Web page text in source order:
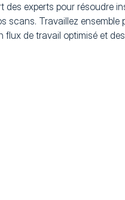
des experts pour résoudre
scans. Travaillez ensemble
flux de travail optimisé et